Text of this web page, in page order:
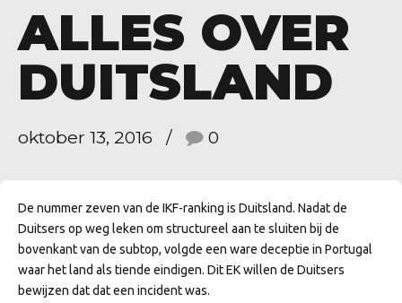
ALLES OVER
DUITSLAND
oktober 13, 2016 0
De nummer zeven van de IKF-ranking is Duitsland. Nadat de
Duitsers op weg leken om structureel aan te sluiten bij de
bovenkant van de subtop, volgde een ware deceptie in Portugal
waar het land als tiende eindigen. Dit EK willen de Duitsers
bewijzen dat dat een incident was.